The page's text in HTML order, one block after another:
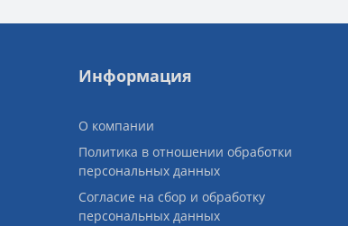
Информация
О компании
Политика в отношении обработки
персональных данных
Согласие на сбор и обработку
персональных данных